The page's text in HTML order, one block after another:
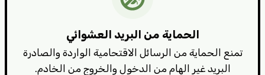
الحماية من البريد العشوائي
تمنع الحماية من الرسائل الاقتحامية الواردة والصادرة
البريد غير الهام من الدخول والخروج من الخادم.